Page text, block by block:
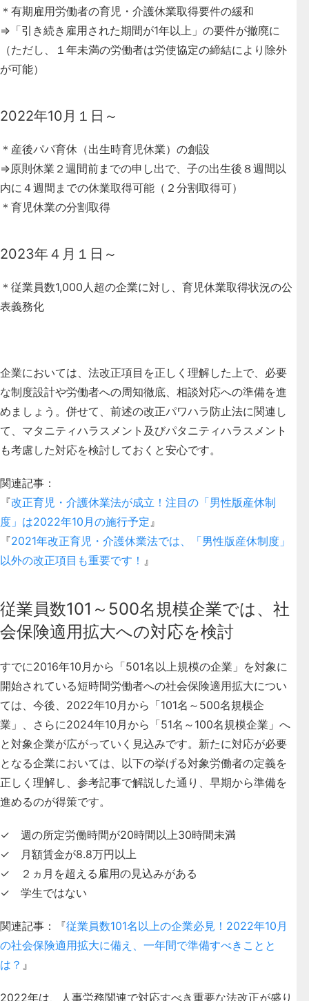
＊有期雇用労働者の育児・介護休業取得要件の緩和
⇒「引き続き雇用された期間が1年以上」の要件が撤廃に
（ただし、１年未満の労働者は労使協定の締結により除外
が可能）
2022年10月１日～
＊産後パパ育休（出生時育児休業）の創設
⇒原則休業２週間前までの申し出で、子の出生後８週間以
内に４週間までの休業取得可能（２分割取得可）
＊育児休業の分割取得
2023年４月１日～
＊従業員数1,000人超の企業に対し、育児休業取得状況の公
表義務化
企業においては、法改正項目を正しく理解した上で、必要
な制度設計や労働者への周知徹底、相談対応への準備を進
めましょう。併せて、前述の改正パワハラ防止法に関連し
て、マタニティハラスメント及びパタニティハラスメント
も考慮した対応を検討しておくと安心です。
関連記事：
『改正育児・介護休業法が成立！注目の「男性版産休制
度」は2022年10月の施行予定 』
『2021年改正育児・介護休業法では、「男性版産休制度」
以外の改正項目も重要です！ 』
従業員数101～500名規模企業では、社
会保険適用拡大への対応を検討
すでに2016年10月から「501名以上規模の企業」を対象に
開始されている短時間労働者への社会保険適用拡大につい
ては、今後、 2022年10月から「101名～500名規模企
業」、さらに2024年10月から「51名～100名規模企業」へ
と対象企業が広がっていく見込みです。 新たに対応が必要
となる企業においては、以下の挙げる対象労働者の定義を
正しく理解し、参考記事で解説した通り、早期から準備を
進めるのが得策です。
✓ 週の所定労働時間が20時間以上30時間未満
✓ 月額賃金が8.8万円以上
✓ ２ヵ月を超える雇用の見込みがある
✓ 学生ではない
関連記事：『従業員数101名以上の企業必見！2022年10月
の社会保険適用拡大に備え、一年間で準備すべきことと
は？ 』
2022年は、人事労務関連で対応すべき重要な法改正が盛り